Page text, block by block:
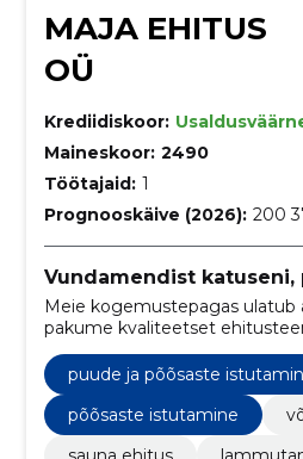
MAJA EHITUS
OÜ
Krediidiskoor:
Maineskoor: 2490
Töötajaid: 1
Prognooskäive (2026): 200
Vundamendist katuseni,
Meie kogemustepagas ulatub
pakume kvaliteetset
pühendumusel,
rahulolul.
puude ja põõsaste
põõsaste istutamine